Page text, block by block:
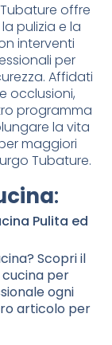
offre
pulizia e la
interventi
per
Affidati
occlusioni,
programma
la vita
maggiori
Tubature.
:
Pulita ed
Scopri il
per
ogni
articolo per